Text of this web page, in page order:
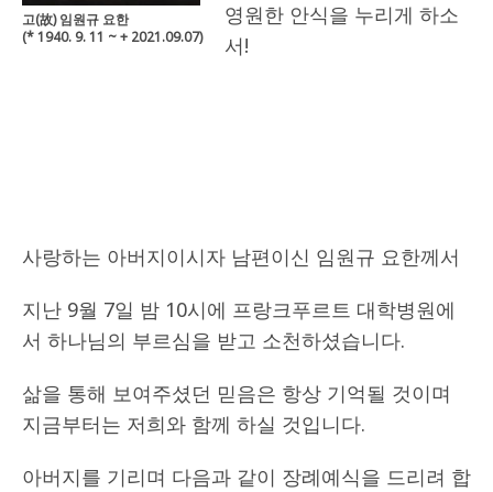
고(故) 임원규 요한
(* 1940. 9. 11 ~ + 2021.09.07)
영원한 안식을 누리게 하소
서!
사랑하는 아버지이시자 남편이신 임원규 요한께서
지난 9월 7일 밤 10시에 프랑크푸르트 대학병원에
서 하나님의 부르심을 받고 소천하셨습니다.
삶을 통해 보여주셨던 믿음은 항상 기억될 것이며
지금부터는 저희와 함께 하실 것입니다.
아버지를 기리며 다음과 같이 장례예식을 드리려 합